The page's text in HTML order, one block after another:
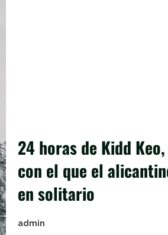
24 horas de Kidd
con el que el
en solitario
admin